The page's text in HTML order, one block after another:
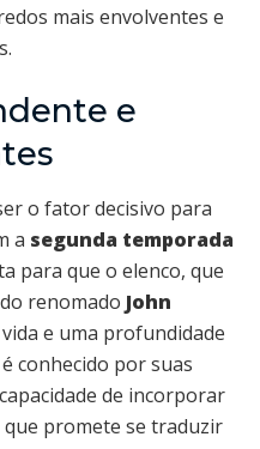
mais envolventes e
e
o fator decisivo para
a segunda temporada
para que o elenco, que
renomado John
e uma profundidade
conhecido por suas
de incorporar
que promete se traduzir